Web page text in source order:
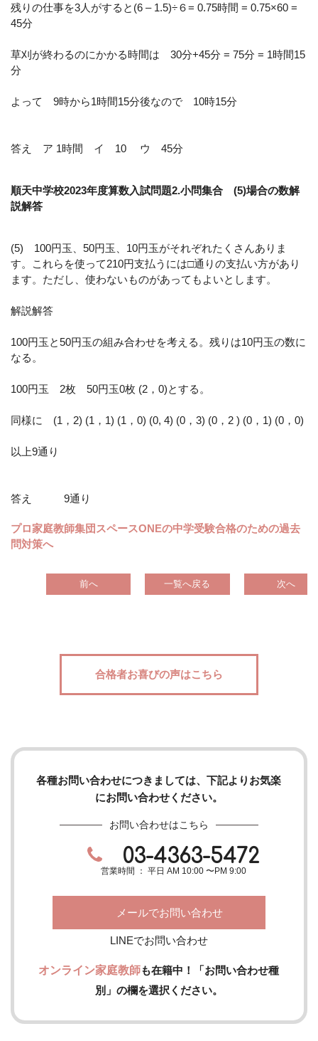
残りの仕事を3人がすると(6 – 1.5)÷６= 0.75時間 = 0.75×60 =
45分
草刈が終わるのにかかる時間は 30分+45分 = 75分 = 1時間15
分
よって 9時から1時間15分後なので 10時15分
答え ア 1時間 イ 10 ウ 45分
順天中学校2023年度算数入試問題2.小問集合 (5)場合の数解
説解答
(5) 100円玉、50円玉、10円玉がそれぞれたくさんありま
す。これらを使って210円支払うには□通りの支払い方があり
ます。ただし、使わないものがあってもよいとします。
解説解答
100円玉と50円玉の組み合わせを考える。残りは10円玉の数に
なる。
100円玉 2枚 50円玉0枚 (2，0)とする。
同様に (1，2) (1，1) (1，0) (0, 4) (0，3) (0，2 ) (0，1) (0，0)
以上9通り
答え 9通り
プロ家庭教師集団スペースONEの中学受験合格のための過去
問対策へ
前へ 一覧へ戻る 次へ
合格者お喜びの声はこちら
各種お問い合わせにつきましては、下記よりお気楽
にお問い合わせください。
お問い合わせはこちら
03-4363-5472
営業時間 ： 平日 AM 10:00 〜PM 9:00
メールでお問い合わせ
LINEでお問い合わせ
オンライン家庭教師も在籍中！「お問い合わせ種
別」の欄を選択ください。